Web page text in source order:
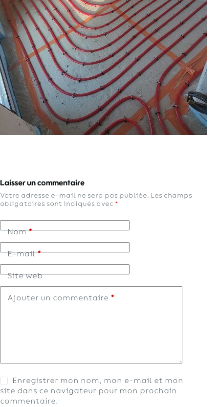
Laisser un commentaire
Votre adresse e-mail ne sera pas publiée. Les champs
obligatoires sont indiqués avec *
Nom*
E-mail*
Site web
Ajouter un commentaire *
Enregistrer mon nom, mon e-mail et mon
site dans ce navigateur pour mon prochain
commentaire.